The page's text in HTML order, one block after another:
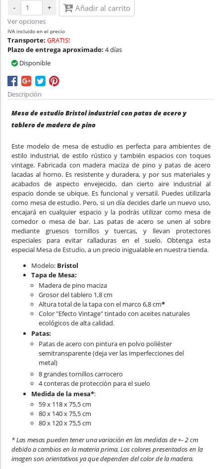
- + Añadir al carrito
Ver opciones
IVA incluido en el precio
Transporte: GRATIS!
Plazo de entrega aproximado: 4 días
Disponible
Descripción
Mesa de estudio Bristol industrial con patas de acero y
tablero de madera de pino
Este modelo de mesa de estudio es perfecta para ambientes de
estilo industrial, de estilo rústico y también espacios con toques
vintage. Fabricada con madera maciza de pino y patas de acero
lacadas al horno. Es resistente y duradera, y por sus materiales y
acabados de aspecto envejecido, dan cierto aire industrial al
espacio donde se ubique. Es funcional y versatil. Puedes utilizarla
como mesa de estudio. Pero, si un día decides darle un nuevo uso,
encajará en cualquier espacio y la podrás utilizar como mesa de
comedor o mesa de bar. Las patas de acero se unen al sobre
mediante gruesos tornillos y tuercas, y llevan protectores
especiales para evitar ralladuras en el suelo. Obtenga esta
especial Mesa de Estudio,a un precio inigualable en nuestra tienda.
Modelo: Bristol
Tapa de Mesa:
Madera de pino maciza
Grosor del tablero 1,8 cm
Altura total de la tapa con el marco 6,8 cm*
Color "Efecto Vintage" tintado con aceites naturales
ecológicos de alta calidad.
Patas:
Patas de acero con pintura en polvo poliéster
semitransparente (deja ver las imperfecciones del
metal)
8 grandes tornillos carrocero
4 conteras de protección para el suelo
Medida de la mesa*:
59 x 118 x 75,5 cm
80 x 140 x 75,5 cm
80 x 120 x 75,5 cm
* Las mesas pueden tener una variación en las medidas de +- 2 cm
debido a cambios en la materia prima. Los colores presentados en la
imagen son orientativos ya que dependen del color de la madera.